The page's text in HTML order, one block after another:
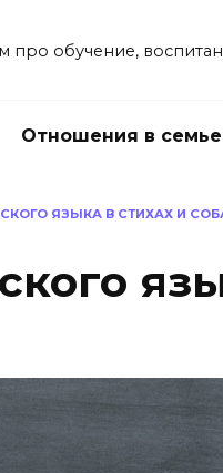
про обучение,
Отношения в семье
ЯЗЫКА В СТИХАХ И